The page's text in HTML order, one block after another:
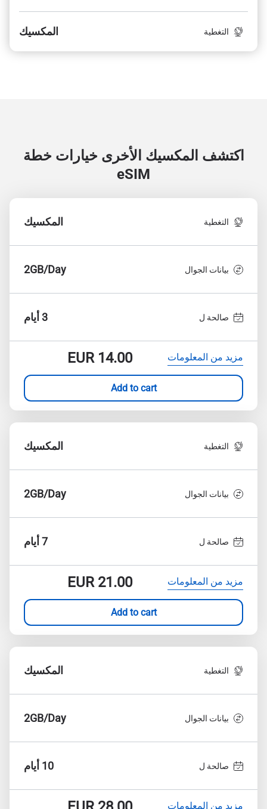
التغطية المكسيك
اكتشف المكسيك الأخرى خيارات خطة
eSIM
التغطية المكسيك
بيانات الجوال 2GB/Day
صالحة ل 3 أيام
مزيد من المعلومات EUR14.00
Add to cart
التغطية المكسيك
بيانات الجوال 2GB/Day
صالحة ل 7 أيام
مزيد من المعلومات EUR21.00
Add to cart
التغطية المكسيك
بيانات الجوال 2GB/Day
صالحة ل 10 أيام
مزيد من المعلومات